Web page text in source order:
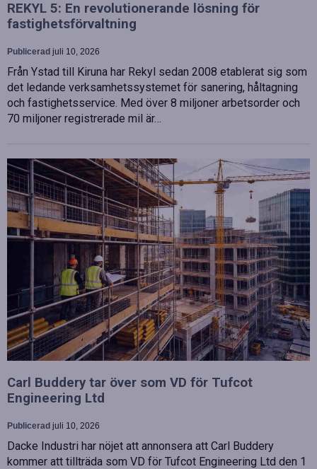
REKYL 5: En revolutionerande lösning för
fastighetsförvaltning
Publicerad juli 10, 2026
Från Ystad till Kiruna har Rekyl sedan 2008 etablerat sig som
det ledande verksamhetssystemet för sanering, håltagning
och fastighetsservice. Med över 8 miljoner arbetsorder och
70 miljoner registrerade mil är…
Carl Buddery tar över som VD för Tufcot
Engineering Ltd
Publicerad juli 10, 2026
Dacke Industri har nöjet att annonsera att Carl Buddery
kommer att tillträda som VD för Tufcot Engineering Ltd den 1